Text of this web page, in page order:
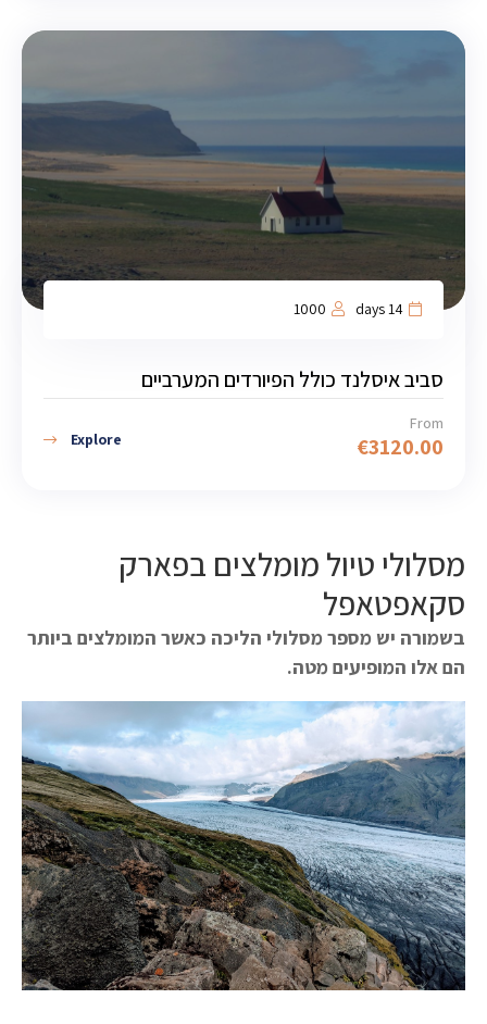
14 days
1000
סביב איסלנד כולל הפיורדים המערביים
From
€3120.00
Explore
מסלולי טיול מומלצים בפארק
סקאפטאפל
בשמורה יש מספר מסלולי הליכה כאשר המומלצים ביותר
הם אלו המופיעים מטה.